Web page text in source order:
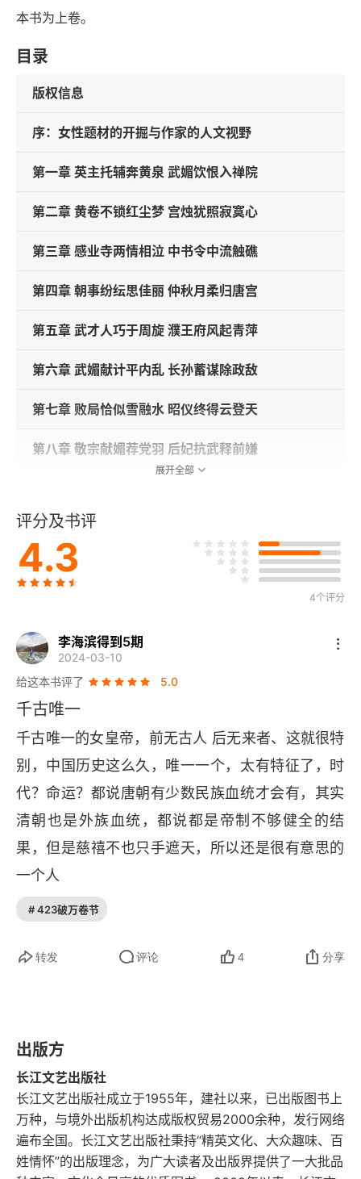
本书为上卷。
目录
版权信息
序：女性题材的开掘与作家的人文视野
第一章 英主托辅奔黄泉 武媚饮恨入禅院
第二章 黄卷不锁红尘梦 宫烛犹照寂寞心
第三章 感业寺两情相泣 中书令中流触礁
第四章 朝事纷纭思佳丽 仲秋月柔归唐宫
第五章 武才人巧于周旋 濮王府风起青萍
第六章 武媚献计平内乱 长孙蓄谋除政敌
第七章 败局恰似雪融水 昭仪终得云登天
第八章 敬宗献媚荐党羽 后妃抗武释前嫌
第十章 唐皇喜新欲废旧 朝野上下起锋争
第十一章 武昭仪频施心计 王皇后身陷谋网
第十三章 英国公一言破局 武皇后凤翼展翅
第十四章 血淋淋二妪骨碎 恶煞煞武后梦魇
第十六章 东都宫中雷霆骤 长安城里雨满楼
第十七章 凄惨惨黄泉路近 威赫赫政归中宫
第十八章 武后锦衣归故里 梁王黯然囚黔州
第十九章 飞凤得意扶摇上 司空献计改百官
第二十章 情悠悠情深结怨 心郁郁君臣互探
第二十一章 许左相事发田猎 来刺史身殉疆场
第二十三章 娇婴方啼相府内 风波又起宫苑中
第二十四章 上官仪长安喋血 大明宫二圣临朝
第二十五章 长安西市血溅雨 岱岳峰下女与禅
第二十六章 中秋夜心事各怀 蓬莱殿蕊儿折枝
展开全部
评分及书评
4.3
4个评分
李海滨得到5期
2024-03-10
给这本书评了
5.0
千古唯一
千古唯一的女皇帝，前无古人 后无来者、这就很特
别，中国历史这么久，唯一一个，太有特征了，时
代？命运？都说唐朝有少数民族血统才会有，其实
清朝也是外族血统，都说都是帝制不够健全的结
果，但是慈禧不也只手遮天，所以还是很有意思的
一个人
# 423破万卷节
转发 评论 4 分享
出版方
长江文艺出版社
长江文艺出版社成立于1955年，建社以来，已出版图书上
万种，与境外出版机构达成版权贸易2000余种，发行网络
遍布全国。长江文艺出版社秉持“精英文化、大众趣味、百
姓情怀”的出版理念，为广大读者及出版界提供了一大批品